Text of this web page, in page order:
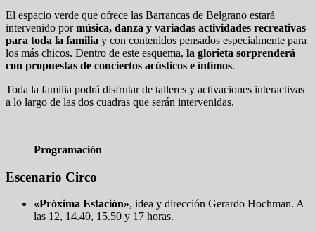
El espacio verde que ofrece las Barrancas de Belgrano estará
intervenido pormúsica, danza y variadas actividades recreativas
para toda la familia y con contenidos pensados especialmente para
los más chicos. Dentro de este esquema, la glorieta sorprenderá
con propuestas de conciertos acústicos e íntimos.
Toda la familia podrá disfrutar de talleres y activaciones interactivas
a lo largo de las dos cuadras que serán intervenidas.
Programación
Escenario Circo
«Próxima Estación», idea y dirección Gerardo Hochman. A
las 12, 14.40, 15.50 y 17 horas.